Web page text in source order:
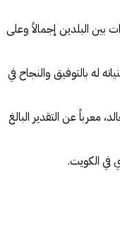
بين البلدين إجمالاً وعلى
له بالتوفيق والنجاح في
معرباً عن التقدير البالغ
في الكويت.